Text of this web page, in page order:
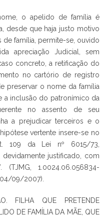
o apelido de família é
desde que haja justo motivo
família, permite-se, ouvido
apreciação Judicial, sem
concreto, a retificação do
no cartório de registro
preservar o nome da família
a inclusão do patronímico da
no assento de seu
a prejudicar terceiros e o
vertente insere-se no
109 da Lei nº 6015/73,
justificado, com
1.0024.06.056834-
09/2007).
FILHA QUE PRETENDE
DE FAMÍLIA DA MÃE, QUE